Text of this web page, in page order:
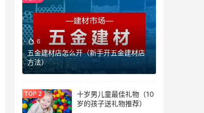
6
五金建材店怎么开（新手开五金建材店
方法）
十岁男儿童最佳礼物（10
岁的孩子送礼物推荐）